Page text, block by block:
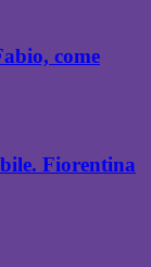
come
Fiorentina